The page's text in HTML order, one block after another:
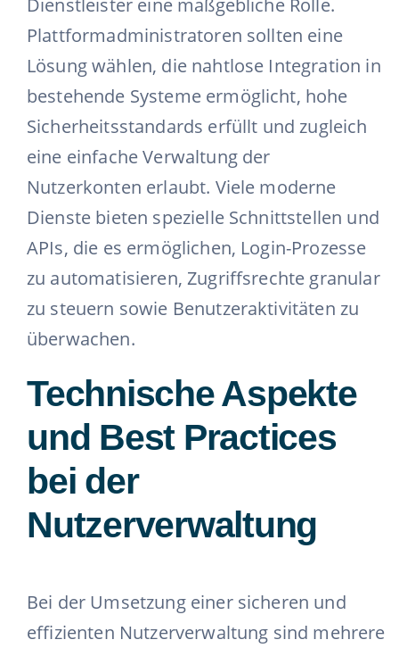
Plattformadministratoren sollten eine
Lösung wählen, die nahtlose Integration in
bestehende Systeme ermöglicht, hohe
Sicherheitsstandards erfüllt und zugleich
eine einfache Verwaltung der
Nutzerkonten erlaubt. Viele moderne
Dienste bieten spezielle Schnittstellen und
APIs, die es ermöglichen, Login-Prozesse
zu automatisieren, Zugriffsrechte granular
zu steuern sowie Benutzeraktivitäten zu
überwachen.
Technische Aspekte
und Best Practices
bei der
Nutzerverwaltung
Bei der Umsetzung einer sicheren und
effizienten Nutzerverwaltung sind mehrere